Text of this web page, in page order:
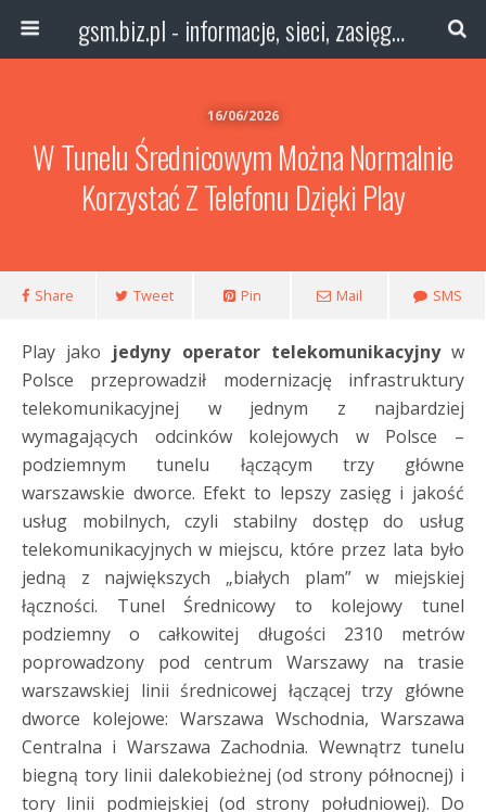
gsm.biz.pl - informacje, sieci, zasięg technologie
16/06/2026
W Tunelu Średnicowym Można Normalnie
Korzystać Z Telefonu Dzięki Play
Share Tweet Pin Mail SMS
Play jako jedyny operator telekomunikacyjnyw
Polsce przeprowadził modernizację infrastruktury
telekomunikacyjnej w jednym z najbardziej
wymagających odcinków kolejowych w Polsce –
podziemnym tunelu łączącym trzy główne
warszawskie dworce. Efekt to lepszy zasięg i jakość
usług mobilnych, czyli stabilny dostęp do usług
telekomunikacyjnych w miejscu, które przez lata było
jedną z największych „białych plam” w miejskiej
łączności. Tunel Średnicowy to kolejowy tunel
podziemny o całkowitej długości 2310 metrów
poprowadzony pod centrum Warszawy na trasie
warszawskiej linii średnicowej łączącej trzy główne
dworce kolejowe: Warszawa Wschodnia, Warszawa
Centralna i Warszawa Zachodnia. Wewnątrz tunelu
biegną tory linii dalekobieżnej (od strony północnej) i
tory linii podmiejskiej (od strony południowej). Do